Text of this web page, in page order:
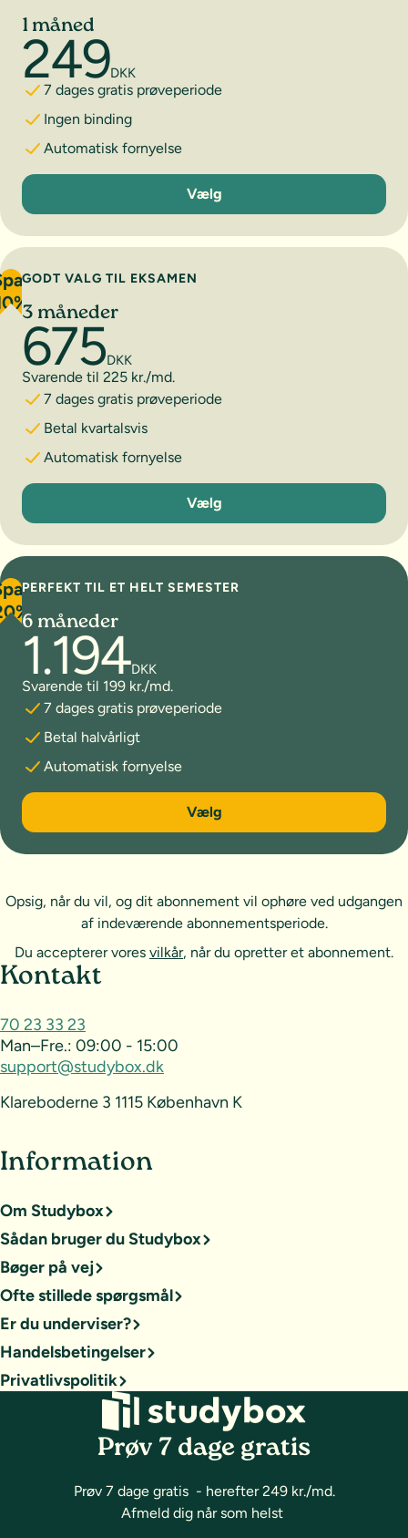
1 måned
249DKK
7 dages gratis prøveperiode
Ingen binding
Automatisk fornyelse
1 måned
Vælg
GODT VALG TIL EKSAMEN
3 måneder
675DKK
Svarende til 225 kr./md.
7 dages gratis prøveperiode
Betal kvartalsvis
Automatisk fornyelse
3 måneder
Vælg
PERFEKT TIL ET HELT SEMESTER
6 måneder
1.194DKK
Svarende til 199 kr./md.
7 dages gratis prøveperiode
Betal halvårligt
Automatisk fornyelse
6 måneder
Vælg
Opsig, når du vil, og dit abonnement vil ophøre ved udgangen
af indeværende abonnementsperiode.
Du accepterer vores vilkår, når du opretter et abonnement.
Sideoversigt og kontakt
Kontakt
70 23 33 23
Man–Fre.: 09:00 - 15:00
support@studybox.dk
Klareboderne 3 1115 København K
Information
Om Studybox
Sådan bruger du Studybox
Bøger på vej
Ofte stillede spørgsmål
Er du underviser?
Handelsbetingelser
Privatlivspolitik
Prøv 7 dage gratis
Prøv 7 dage gratis - herefter 249 kr./md.
Afmeld dig når som helst